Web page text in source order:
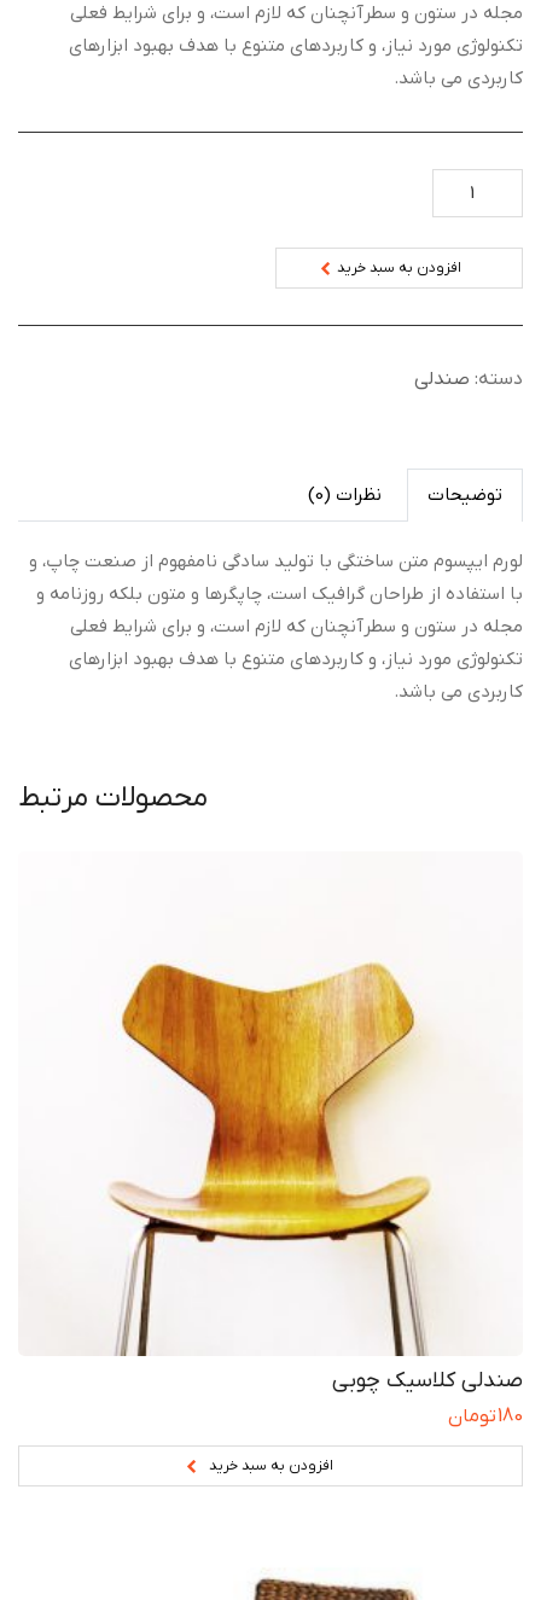
مجله در ستون و سطرآنچنان که لازم است، و برای شرایط فعلی
تکنولوژی مورد نیاز، و کاربردهای متنوع با هدف بهبود ابزارهای
کاربردی می باشد.
افزودن به سبد خرید
دسته: صندلی
توضیحات نظرات (0)
لورم ایپسوم متن ساختگی با تولید سادگی نامفهوم از صنعت چاپ، و
با استفاده از طراحان گرافیک است، چاپگرها و متون بلکه روزنامه و
مجله در ستون و سطرآنچنان که لازم است، و برای شرایط فعلی
تکنولوژی مورد نیاز، و کاربردهای متنوع با هدف بهبود ابزارهای
کاربردی می باشد.
محصولات مرتبط
صندلی کلاسیک چوبی
180تومان
افزودن به سبد خرید